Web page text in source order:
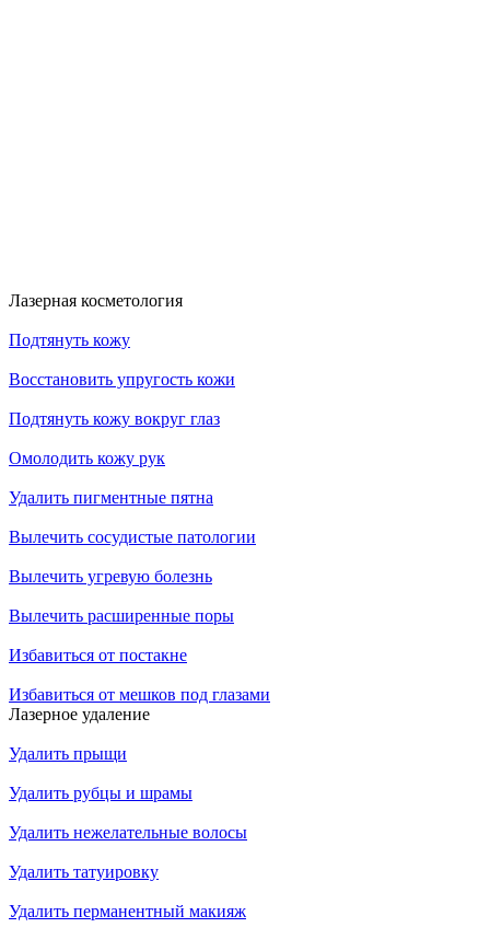
Лазерная косметология
Подтянуть кожу
Восстановить упругость кожи
Подтянуть кожу вокруг глаз
Омолодить кожу рук
Удалить пигментные пятна
Вылечить сосудистые патологии
Вылечить угревую болезнь
Вылечить расширенные поры
Избавиться от постакне
Избавиться от мешков под глазами
Лазерное удаление
Удалить прыщи
Удалить рубцы и шрамы
Удалить нежелательные волосы
Удалить татуировку
Удалить перманентный макияж